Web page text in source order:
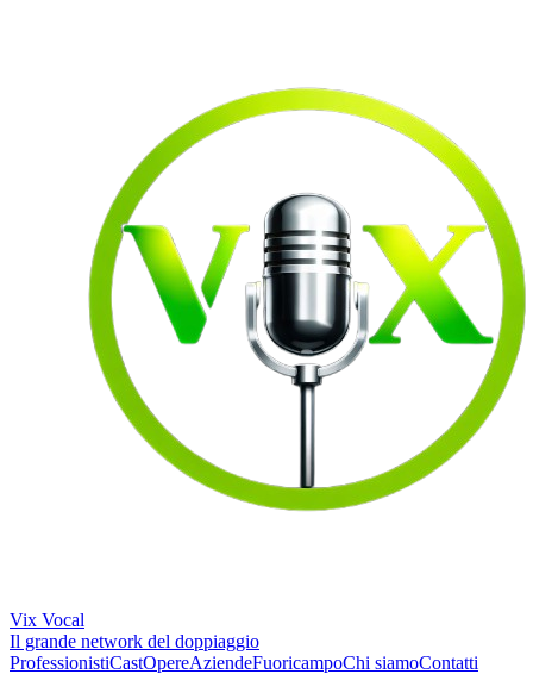
Vix Vocal
Il grande network del doppiaggio
ProfessionistiCastOpereAziendeFuoricampoChi siamoContatti